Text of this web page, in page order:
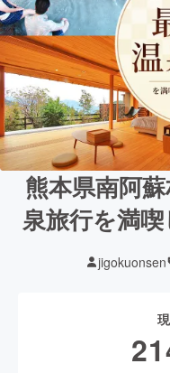
熊本県南阿
泉旅行を満
jigokuonsen